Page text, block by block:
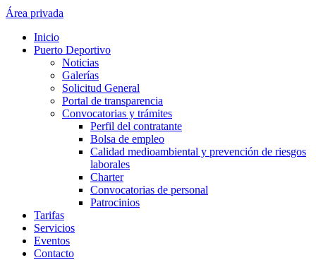
Área privada
Inicio
Puerto Deportivo
Noticias
Galerías
Solicitud General
Portal de transparencia
Convocatorias y trámites
Perfil del contratante
Bolsa de empleo
Calidad medioambiental y prevención de riesgos
laborales
Charter
Convocatorias de personal
Patrocinios
Tarifas
Servicios
Eventos
Contacto